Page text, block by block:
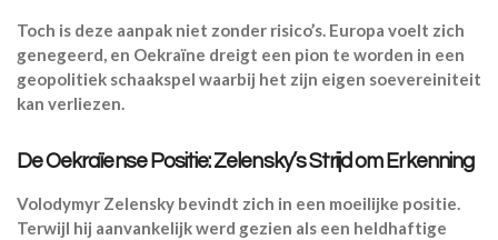
Toch is deze aanpak niet zonder risico’s. Europa voelt zich
genegeerd, en Oekraïne dreigt een pion te worden in een
geopolitiek schaakspel waarbij het zijn eigen soevereiniteit
kan verliezen.
De Oekraïense Positie: Zelensky’s Strijd om Erkenning
Volodymyr Zelensky bevindt zich in een moeilijke positie.
Terwijl hij aanvankelijk werd gezien als een heldhaftige